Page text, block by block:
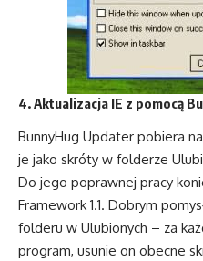
4. Aktualizacja IE z pomocą
BunnyHug Updater pobiera
je jako skróty w folderze
Do jego poprawnej pracy
Framework 1.1. Dobrym
folderu w Ulubionych – za
program, usunie on obecne